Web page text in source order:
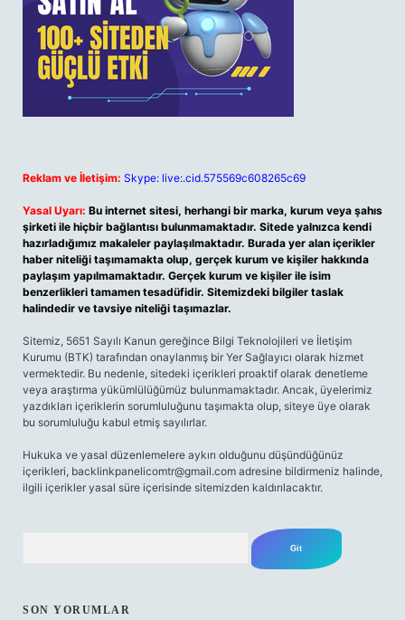
Reklam ve İletişim: Skype: live:.cid.575569c608265c69
Yasal Uyarı: Bu internet sitesi, herhangi bir marka, kurum veya şahıs
şirketi ile hiçbir bağlantısı bulunmamaktadır. Sitede yalnızca kendi
hazırladığımız makaleler paylaşılmaktadır. Burada yer alan içerikler
haber niteliği taşımamakta olup, gerçek kurum ve kişiler hakkında
paylaşım yapılmamaktadır. Gerçek kurum ve kişiler ile isim
benzerlikleri tamamen tesadüfidir. Sitemizdeki bilgiler taslak
halindedir ve tavsiye niteliği taşımazlar.
Sitemiz, 5651 Sayılı Kanun gereğince Bilgi Teknolojileri ve İletişim
Kurumu (BTK) tarafından onaylanmış bir Yer Sağlayıcı olarak hizmet
vermektedir. Bu nedenle, sitedeki içerikleri proaktif olarak denetleme
veya araştırma yükümlülüğümüz bulunmamaktadır. Ancak, üyelerimiz
yazdıkları içeriklerin sorumluluğunu taşımakta olup, siteye üye olarak
bu sorumluluğu kabul etmiş sayılırlar.
Hukuka ve yasal düzenlemelere aykırı olduğunu düşündüğünüz
içerikleri, backlinkpanelicomtr@gmail.com adresine bildirmeniz halinde,
ilgili içerikler yasal süre içerisinde sitemizden kaldırılacaktır.
SON YORUMLAR